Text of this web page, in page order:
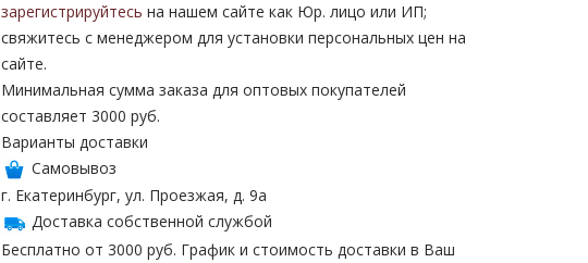
зарегистрируйтесь на нашем сайте как Юр. лицо или ИП;
свяжитесь с менеджером для установки персональных цен на
сайте.
Минимальная сумма заказа для оптовых покупателей
составляет 3000 руб.
Варианты доставки
Самовывоз
г. Екатеринбург, ул. Проезжая, д. 9а
Доставка собственной службой
Бесплатно от 3000 руб. График и стоимость доставки в Ваш